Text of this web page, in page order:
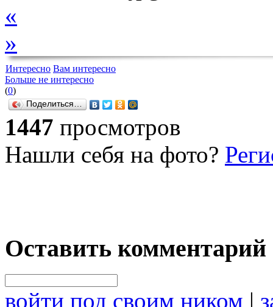
«
»
Интересно Вам интересно
Больше не интересно
(0)
Поделиться…
1447 просмотров
Нашли себя на фото?
Оставить комментарий
войти под своим ником |